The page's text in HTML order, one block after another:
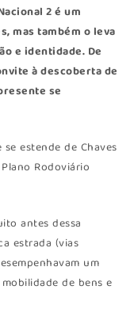
2 é um
mas também o leva
e identidade. De
à descoberta de
se
estende de Chaves
Rodoviário
antes dessa
estrada (vias
um
de bens e